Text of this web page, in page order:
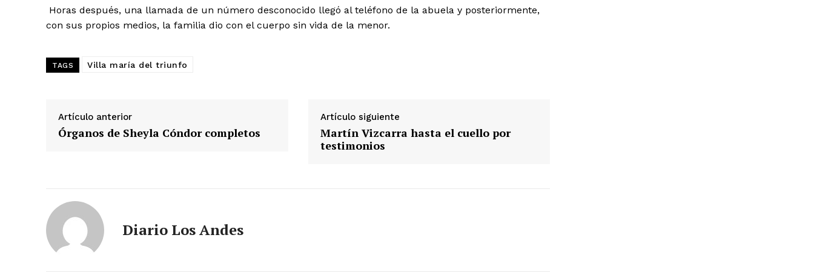
Contacto
Prensa
Horas después, una llamada de un número desconocido llegó al teléfono de la abuela y posteriormente,
con sus propios medios, la familia dio con el cuerpo sin vida de la menor.
TAGS Villa maría del triunfo
Artículo anterior
Órganos de Sheyla Cóndor completos
Artículo siguiente
Martín Vizcarra hasta el cuello por
testimonios
Diario Los Andes